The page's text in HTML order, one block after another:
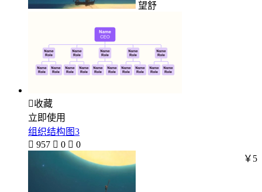
望舒
收藏
立即使用
组织结构图3
 957  0  0
￥5